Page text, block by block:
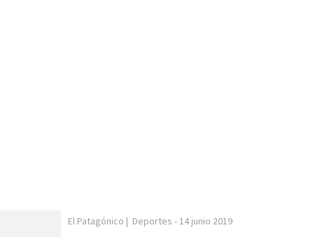
El Patagónico | Deportes - 14 junio 2019